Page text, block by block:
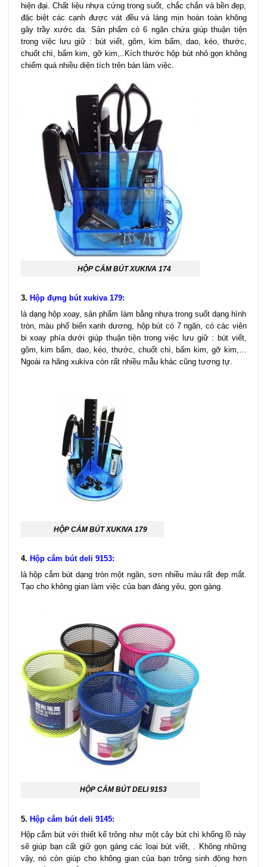
hiện đại. Chất liệu nhựa cứng trong suốt, chắc chắn và bền đẹp,
đặc biệt các cạnh được vát đều và láng mịn hoàn toàn không
gây trầy xước da. Sản phẩm có 6 ngăn chứa giúp thuận tiện
trong việc lưu giữ : bút viết, gôm, kim bấm, dao, kéo, thước,
chuốt chì, bấm kim, gỡ kim,..Kích thước hộp bút nhỏ gọn không
chiếm quá nhiều diện tích trên bàn làm việc.
HỘP CẮM BÚT XUKIVA 174
3. Hộp đựng bút xukiva 179:
là dạng hộp xoay, sản phẩm làm bằng nhựa trong suốt dạng hình
tròn, màu phổ biến xanh dương, hộp bút có 7 ngăn, có các viên
bi xoay phía dưới giúp thuận tiện trong việc lưu giữ : bút viết,
gôm, kim bấm, dao, kéo, thước, chuốt chì, bấm kim, gỡ kim,…
Ngoài ra hãng xukiva còn rất nhiều mẫu khác cũng tương tự.
HỘP CẮM BÚT XUKIVA 179
4. Hộp cắm bút deli 9153:
là hộp cắm bút dạng tròn một ngăn, sơn nhiều màu rất đẹp mắt.
Tạo cho không gian làm việc của bạn đáng yêu, gọn gàng.
HỘP CẮM BÚT DELI 9153
5. Hộp cắm bút deli 9145:
Hộp cắm bút với thiết kế trông như một cây bút chì khổng lồ này
sẽ giúp bạn cất giữ gọn gàng các loại bút viết, . Không những
vậy, nó còn giúp cho không gian của bạn trông sinh động hơn